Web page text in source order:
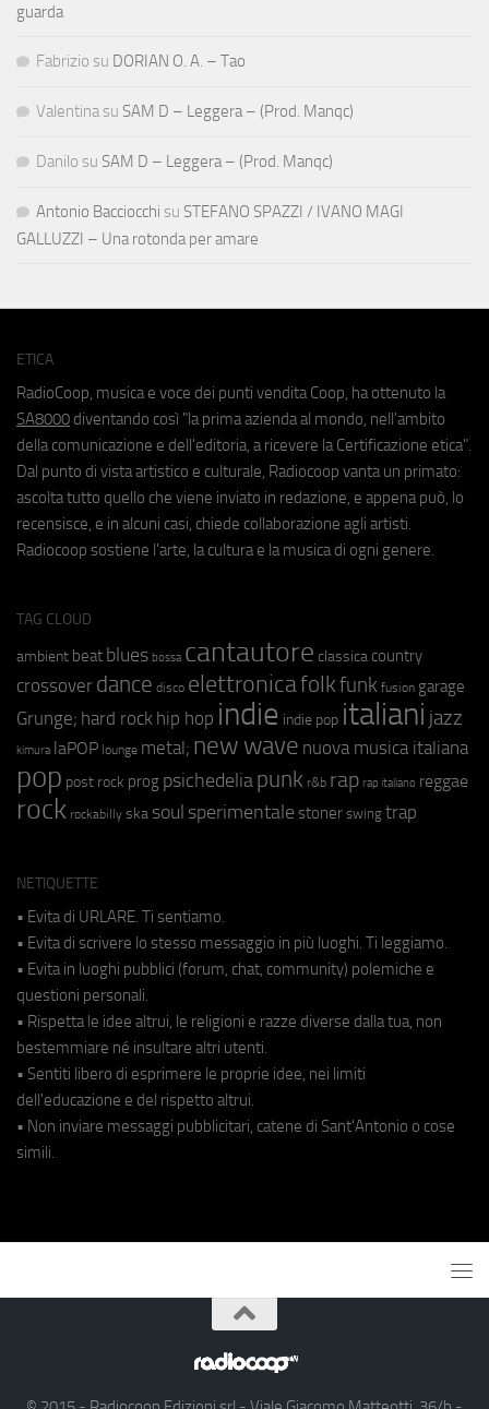
guarda
Fabrizio su DORIAN O. A. – Tao
Valentina su SAM D – Leggera – (Prod. Manqc)
Danilo su SAM D – Leggera – (Prod. Manqc)
Antonio Bacciocchi su STEFANO SPAZZI / IVANO MAGI
GALLUZZI – Una rotonda per amare
ETICA
RadioCoop, musica e voce dei punti vendita Coop, ha ottenuto la
SA8000 diventando così "la prima azienda al mondo, nell'ambito
della comunicazione e dell'editoria, a ricevere la Certificazione etica".
Dal punto di vista artistico e culturale, Radiocoop vanta un primato:
ascolta tutto quello che viene inviato in redazione, e appena può, lo
recensisce, e in alcuni casi, chiede collaborazione agli artisti.
Radiocoop sostiene l'arte, la cultura e la musica di ogni genere.
TAG CLOUD
ambient beat blues bossa cantautore classica country
crossover dance disco elettronicafolkfunk fusion garage
Grunge; hard rock hip hop indie indie pop italiani jazz
kimura laPOP lounge metal; new wave nuova musica italiana
pop post rock prog psichedeliapunk r&b rap rap italiano reggae
rock rockabilly ska soul sperimentale stoner swing trap
NETIQUETTE
• Evita di URLARE. Ti sentiamo.
• Evita di scrivere lo stesso messaggio in più luoghi. Ti leggiamo.
• Evita in luoghi pubblici (forum, chat, community) polemiche e
questioni personali.
• Rispetta le idee altrui, le religioni e razze diverse dalla tua, non
bestemmiare né insultare altri utenti.
• Sentiti libero di esprimere le proprie idee, nei limiti
dell'educazione e del rispetto altrui.
• Non inviare messaggi pubblicitari, catene di Sant'Antonio o cose
simili.